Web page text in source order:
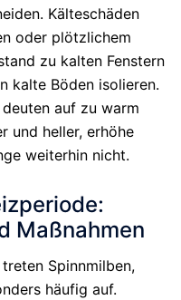
Kälteschäden
oder plötzlichem
zu kalten Fenstern
kalte Böden isolieren.
auf zu warm
und heller, erhöhe
weiterhin nicht.
Maßnahmen
Spinnmilben,
häufig auf.